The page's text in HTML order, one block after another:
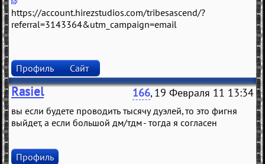
https://account.hirezstudios.com/tribesascend/?
referral=3143364&utm_campaign=email
Профиль Сайт
Rasiel 166, 19 Февраля 11 13:34
вы если будете проводить тысячу дуэлей, то это фигня
выйдет, а если большой дм/тдм - тогда я согласен
Профиль